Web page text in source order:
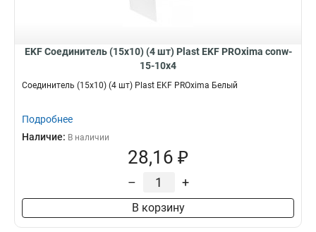
EKF Соединитель (15х10) (4 шт) Plast EKF PROxima conw-
15-10x4
Соединитель (15х10) (4 шт) Plast EKF PROxima Белый
Подробнее
Наличие: В наличии
28,16 ₽
– +
В корзину